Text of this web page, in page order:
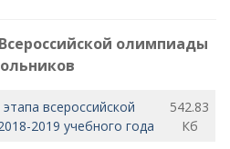
олимпиады
всероссийской
2019 учебного года
542.83
Кб